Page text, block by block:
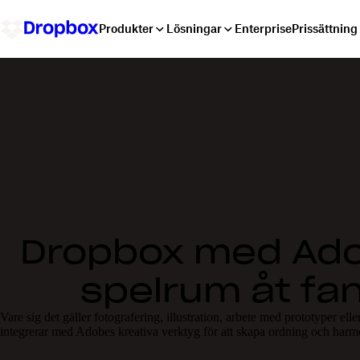
Produkter Lösningar EnterprisePrissättning
Dropbox med
spelrum åt
Vare sig det gäller fotografering, illustration, arbete med prototyper
integrerar med Adobes kreativa verktyg för att skapa ordning och